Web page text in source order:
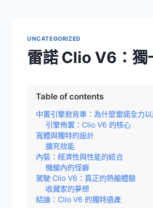
UNCATEGORIZED
雷諾 Clio V6：獨
Table of contents
中置引擎掀背車：為什麼雷諾全力
引擎佈置：Clio V6 的核心
寬體與獨特的設計
擴充效能
內裝：經濟性與性能的結合
機艙內的怪癖
駕駛 Clio V6：真正的熱艙體驗
收藏家的夢想
結論：Clio V6 的獨特遺產